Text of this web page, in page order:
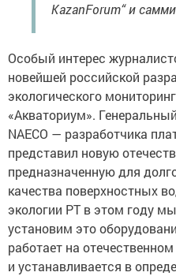
КаzanForum“ и
Особый интерес
новейшей российской
экологического
«Акваториум».
NAECO — разработчика
представил новую
предназначенную для
качества поверхностных
экологии РТ в этом году
установим это
работает на
и устанавливается в